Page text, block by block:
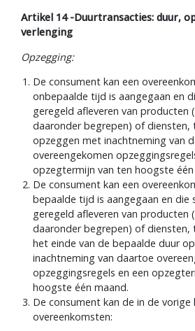
Artikel 14 -Duurtransacties: duur,
verlenging
Opzegging:
De consument kan een
onbepaalde tijd is aangegaan en
geregeld afleveren van producten
daaronder begrepen) of diensten,
opzeggen met inachtneming van
overeengekomen
opzegtermijn van ten hoogste één
De consument kan een
bepaalde tijd is aangegaan en
geregeld afleveren van producten
daaronder begrepen) of diensten,
het einde van de bepaalde duur
inachtneming van daartoe
opzeggingsregels en een
hoogste één maand.
De consument kan de in de vorige
overeenkomsten: